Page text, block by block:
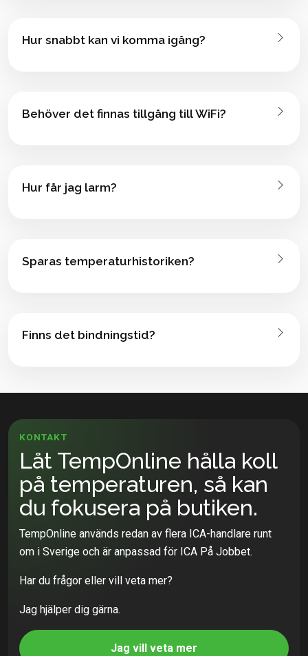
Hur snabbt kan vi komma igång?
Behöver det finnas tillgång till WiFi?
Hur får jag larm?
Sparas temperaturhistoriken?
Finns det bindningstid?
KONTAKT
Låt TempOnline hålla koll
på temperaturen, så kan
du fokusera på butiken.
TempOnline används redan av flera ICA-handlare runt
om i Sverige och är anpassad för ICA På Jobbet.
Har du frågor eller vill veta mer?
Jag hjälper dig gärna.
Jag vill veta mer